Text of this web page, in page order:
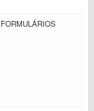
FORMULÁRIOS